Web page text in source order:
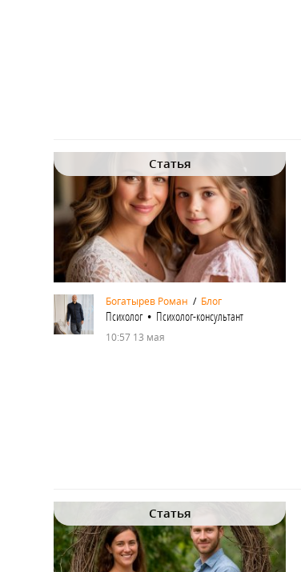
Статья
Богатырев Роман / Блог
Психолог • Психолог-консультант
10:57 13 мая
Статья